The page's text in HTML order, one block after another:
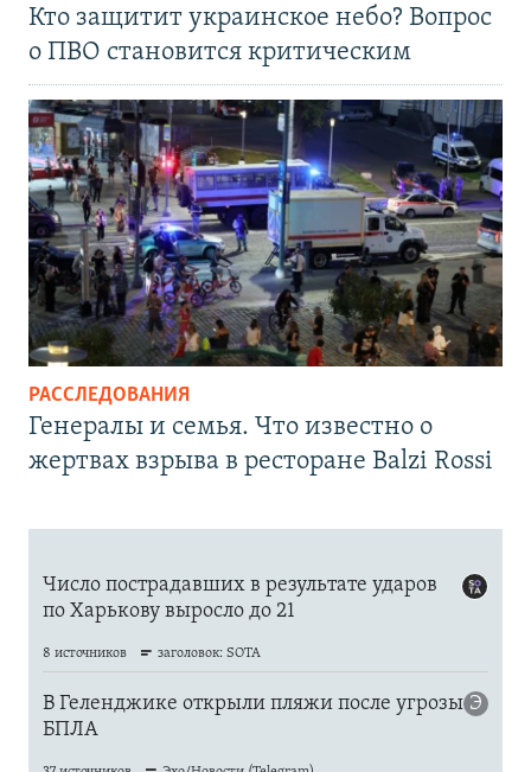
Кто защитит украинское небо? Вопрос
о ПВО становится критическим
РАССЛЕДОВАНИЯ
Генералы и семья. Что известно о
жертвах взрыва в ресторане Balzi Rossi